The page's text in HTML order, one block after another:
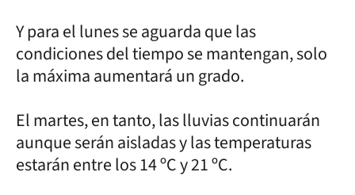
Y para el lunes se aguarda que las
condiciones del tiempo se mantengan, solo
la máxima aumentará un grado.
El martes, en tanto, las lluvias continuarán
aunque serán aisladas y las temperaturas
estarán entre los 14 ºC y 21 ºC.